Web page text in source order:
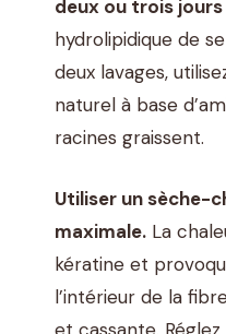
deux ou trois jours
hydrolipidique de
deux lavages,
naturel à base
racines graissent.
Utiliser un sèche-
maximale. La
kératine et
l’intérieur de la